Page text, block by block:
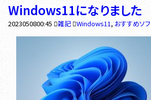
Windows11になりました
2023050800:45 雑記 Windows11, おすすめソフ